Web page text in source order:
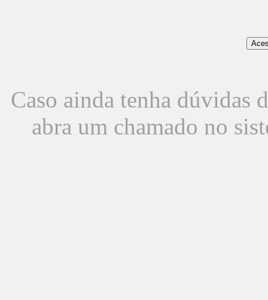
Caso ainda tenha dúvidas
abra um chamado no